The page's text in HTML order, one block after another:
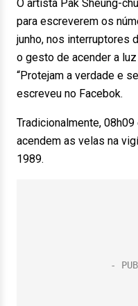
O artista Pak Sheung-
para escreverem os
junho, nos interruptores
o gesto de acender a
“Protejam a verdade e
escreveu no Facebok.
Tradicionalmente,
acendem as velas na
1989.